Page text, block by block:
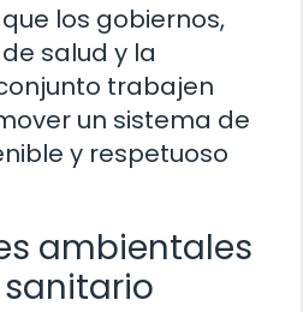
los gobiernos,
salud y la
trabajen
un sistema de
y respetuoso
ambientales